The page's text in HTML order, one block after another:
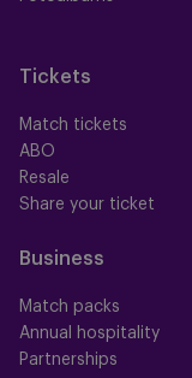
Tickets
Match tickets
ABO
Resale
Share your ticket
Business
Match packs
Annual hospitality
Partnerships